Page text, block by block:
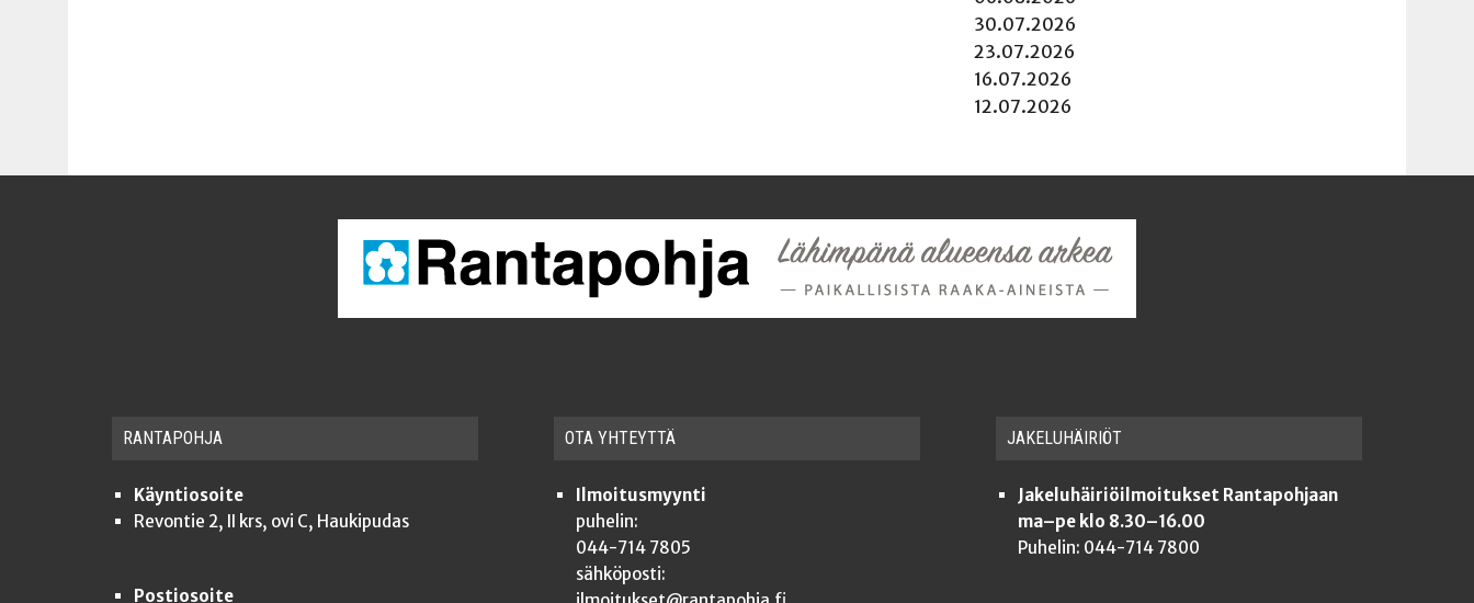
30.07.2026
23.07.2026
16.07.2026
12.07.2026
RAN­TA­POH­JA
Käyntiosoite
Revontie 2, II krs, ovi C, Haukipudas
Postiosoite
OTA YHTEYT­TÄ
Ilmoitusmyynti
puhelin:
044-714 7805
sähköposti:
JAKE­LU­HÄI­RIÖT
Jakeluhäiriöilmoitukset Rantapohjaan
ma–pe klo 8.30–16.00
Puhelin: 044-714 7800